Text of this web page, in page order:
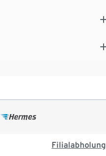
Filialabholung